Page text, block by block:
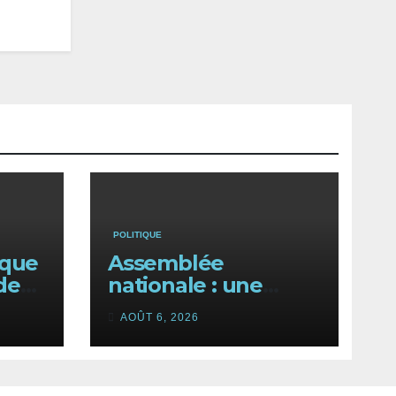
POLITIQUE
Assemblée
nationale : une
session
extraordinaire
s’ouvre avec onze
AOÛT 6, 2026